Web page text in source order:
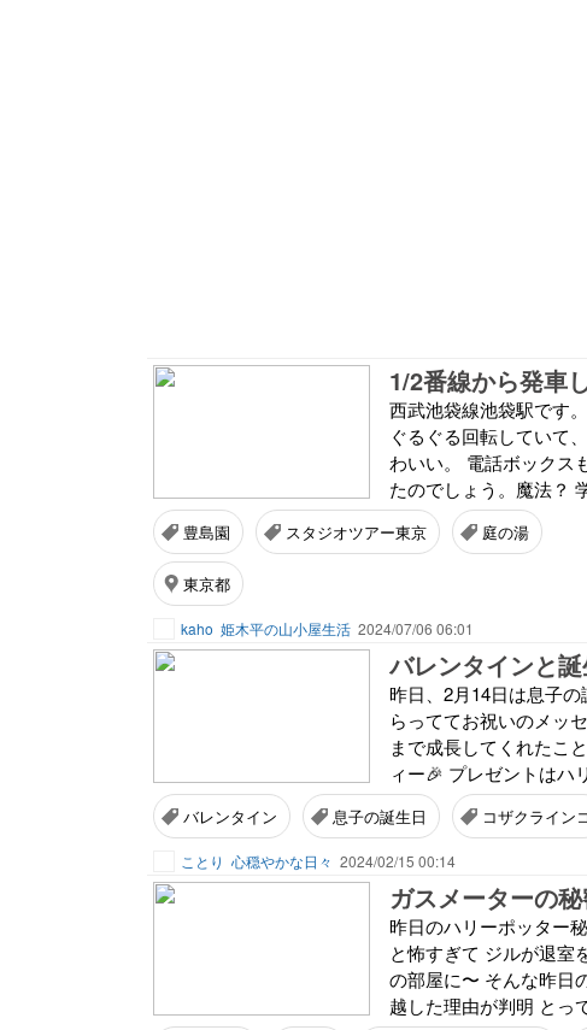
1/2番線から発車
西武池袋線池袋駅です
ぐるぐる回転していて
わいい。 電話ボックス
たのでしょう。魔法？
豊島園 スタジオツアー東京 庭の湯
東京都
kaho 姫木平の山小屋生活 2024/07/06 06:01
バレンタインと
昨日、2月14日は息子
らっててお祝いのメッ
まで成長してくれたこ
ィー🎉 プレゼントはハ
バレンタイン 息子の誕生日 コザクライン
ことり 心穏やかな日々 2024/02/15 00:14
ガスメーターの
昨日のハリーポッター
と怖すぎて ジルが退室
の部屋に〜 そんな昨日
越した理由が判明 とっ